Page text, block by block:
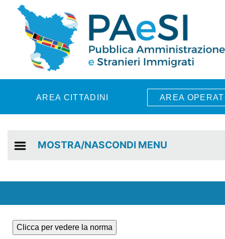
Skip to main content
AREA CITTADINI AREA
MOSTRA/NASCONDI MENU
Clicca per vedere la norma